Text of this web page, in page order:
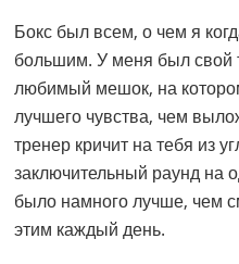
Бокс был всем, о чем я
большим. У меня был свой
любимый мешок, на
лучшего чувства, чем
тренер кричит на тебя из
заключительный раунд на
было намного лучше, чем
этим каждый день.